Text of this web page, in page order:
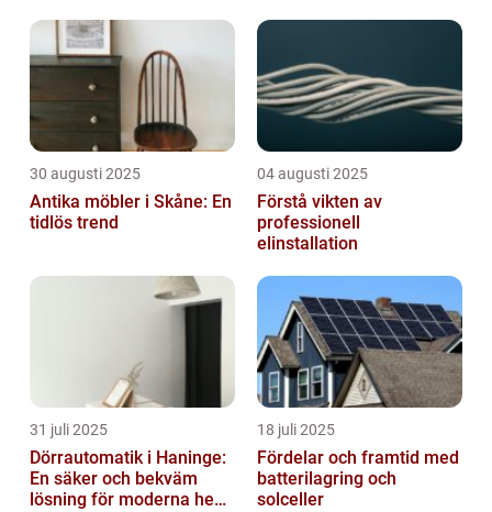
30 augusti 2025
Antika möbler i Skåne: En
tidlös trend
04 augusti 2025
Förstå vikten av
professionell
elinstallation
31 juli 2025
Dörrautomatik i Haninge:
En säker och bekväm
lösning för moderna hem
18 juli 2025
Fördelar och framtid med
batterilagring och
solceller